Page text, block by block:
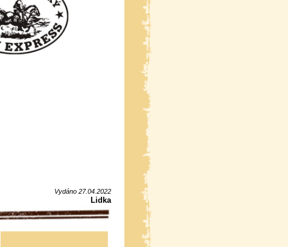
Vydáno 27.04.2022
Lidka